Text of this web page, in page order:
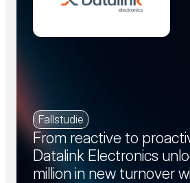
Fallstudie
From reactive to
Datalink Electronics
million in new turnover